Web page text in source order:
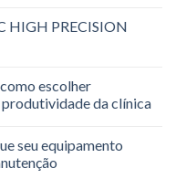
HIGH PRECISION
escolher
da clínica
seu equipamento